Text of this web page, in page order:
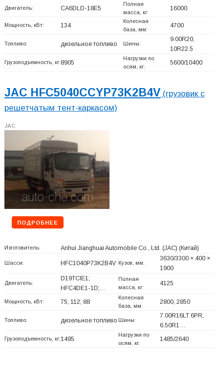
Двигатель: CA6DLD-18E5
Полная
масса, кг:
16000
Мощность, кВт: 134
Колесная
база, мм:
4700
Топливо: дизельное топливо Шины:
9.00R20,
10R22.5
Грузоподъемность, кг:8905
Нагрузки по
осям, кг:
5600/10400
JAC HFC5040CCYP73K2B4V (грузовик с
решетчатым тент-каркасом)
JAC
ПОДРОБНЕЕ
Изготовитель: Anhui Jianghuai Automobile Co., Ltd. (JAC) (Китай)
Шасси: HFC1040P73K2B4V Кузов, мм:
3630/3300 × 400 ×
1900
Двигатель:
D19TCIE1;
HFC4DE1-1D;…
Полная
масса, кг:
4125
Мощность, кВт: 75; 112; 88
Колесная
база, мм:
2800, 2850
Топливо: дизельное топливо Шины:
7.00R16LT 6PR,
6.50R1…
Грузоподъемность, кг:1495
Нагрузки по
осям, кг:
1485/2640